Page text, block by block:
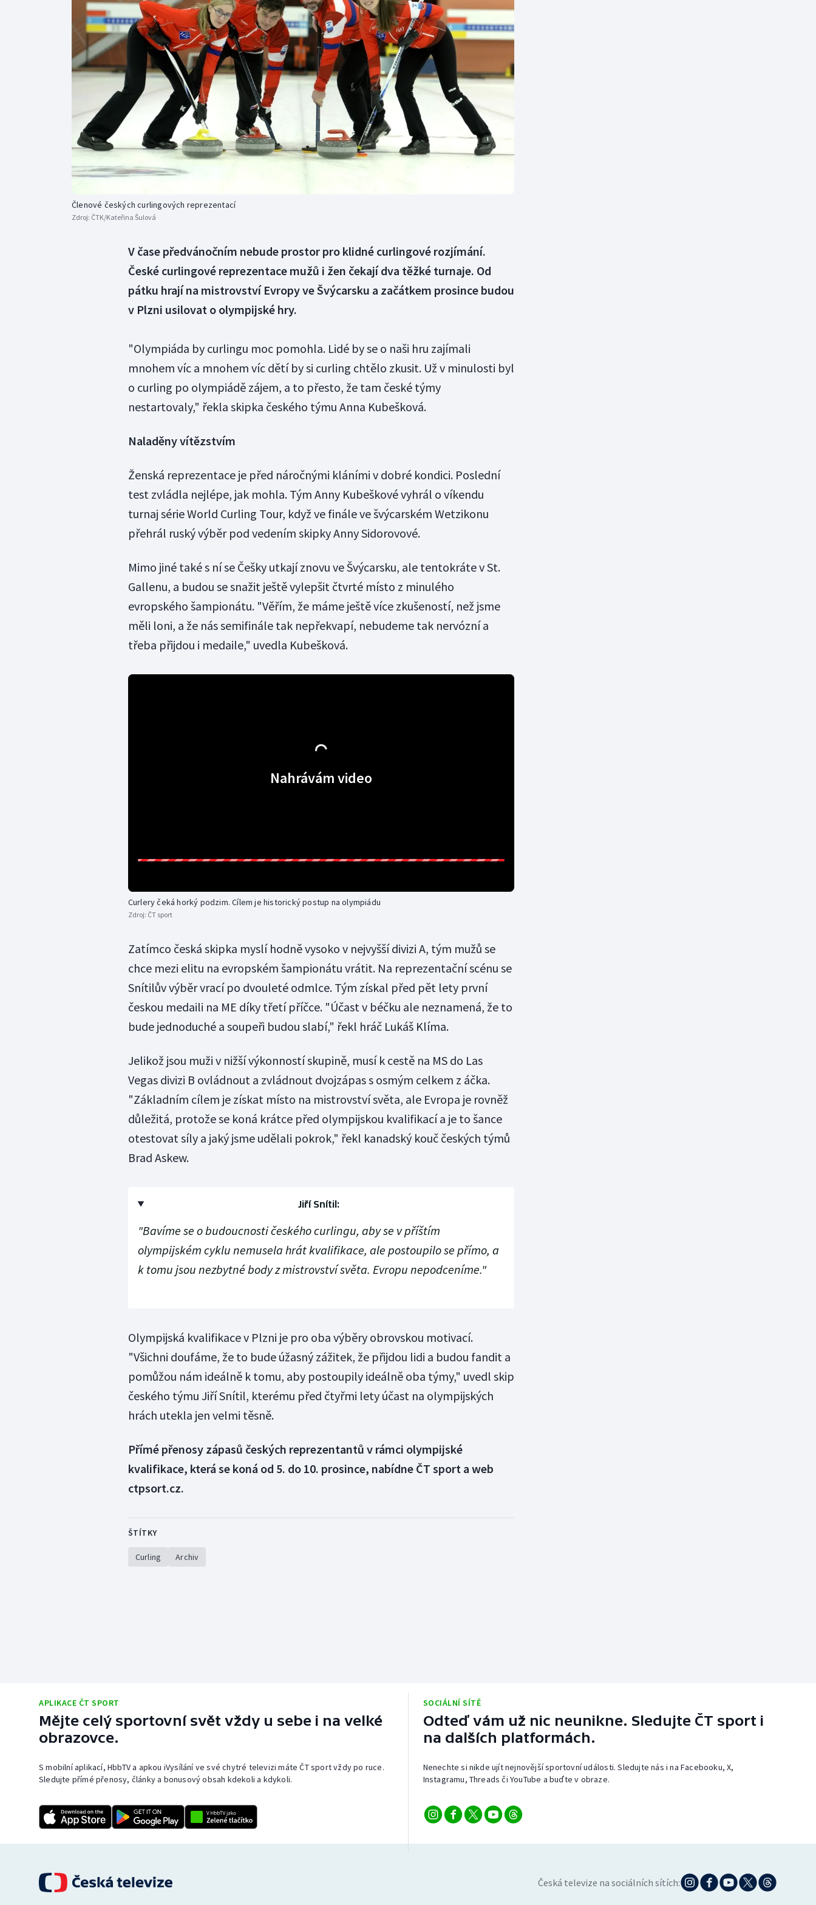
Curling
Dostihy
Florbal
Futsal
Golf
Gymnastika
Moderní pětiboj
Motorsport
Olympijské hry
Parasport
Plavání
Plážový volejbal
Veslování
Vodní slalom
Volejbal
Ostatní
Členové českých curlingových reprezentací
Zdroj: ČTK/Kateřina Šulová
V čase předvánočním nebude prostor pro klidné curlingové rozjímání.
České curlingové reprezentace mužů i žen čekají dva těžké turnaje. Od
pátku hrají na mistrovství Evropy ve Švýcarsku a začátkem prosince budou
v Plzni usilovat o olympijské hry.
"Olympiáda by curlingu moc pomohla. Lidé by se o naši hru zajímali
mnohem víc a mnohem víc dětí by si curling chtělo zkusit. Už v minulosti byl
o curling po olympiádě zájem, a to přesto, že tam české týmy
nestartovaly," řekla skipka českého týmu Anna Kubešková.
Naladěny vítězstvím
Ženská reprezentace je před náročnými kláními v dobré kondici. Poslední
test zvládla nejlépe, jak mohla. Tým Anny Kubeškové vyhrál o víkendu
turnaj série World Curling Tour, když ve finále ve švýcarském Wetzikonu
přehrál ruský výběr pod vedením skipky Anny Sidorovové.
Mimo jiné také s ní se Češky utkají znovu ve Švýcarsku, ale tentokráte v St.
Gallenu, a budou se snažit ještě vylepšit čtvrté místo z minulého
evropského šampionátu. "Věřím, že máme ještě více zkušeností, než jsme
měli loni, a že nás semifinále tak nepřekvapí, nebudeme tak nervózní a
třeba přijdou i medaile," uvedla Kubešková.
Nahrávám video
Curlery čeká horký podzim. Cílem je historický postup na olympiádu
Zdroj: ČT sport
Zatímco česká skipka myslí hodně vysoko v nejvyšší divizi A, tým mužů se
chce mezi elitu na evropském šampionátu vrátit. Na reprezentační scénu se
Snítilův výběr vrací po dvouleté odmlce. Tým získal před pět lety první
českou medaili na ME díky třetí příčce. "Účast v béčku ale neznamená, že to
bude jednoduché a soupeři budou slabí," řekl hráč Lukáš Klíma.
Jelikož jsou muži v nižší výkonností skupině, musí k cestě na MS do Las
Vegas divizi B ovládnout a zvládnout dvojzápas s osmým celkem z áčka.
"Základním cílem je získat místo na mistrovství světa, ale Evropa je rovněž
důležitá, protože se koná krátce před olympijskou kvalifikací a je to šance
otestovat síly a jaký jsme udělali pokrok," řekl kanadský kouč českých týmů
Brad Askew.
Jiří Snítil:
"Bavíme se o budoucnosti českého curlingu, aby se v příštím
olympijském cyklu nemusela hrát kvalifikace, ale postoupilo se přímo, a
k tomu jsou nezbytné body z mistrovství světa. Evropu nepodceníme."
Olympijská kvalifikace v Plzni je pro oba výběry obrovskou motivací.
"Všichni doufáme, že to bude úžasný zážitek, že přijdou lidi a budou fandit a
pomůžou nám ideálně k tomu, aby postoupily ideálně oba týmy," uvedl skip
českého týmu Jiří Snítil, kterému před čtyřmi lety účast na olympijských
hrách utekla jen velmi těsně.
Přímé přenosy zápasů českých reprezentantů v rámci olympijské
kvalifikace, která se koná od 5. do 10. prosince, nabídne ČT sport a web
ctpsort.cz.
ŠTÍTKY
Curling Archiv
APLIKACE ČT SPORT
Mějte celý sportovní svět vždy u sebe i na velké
obrazovce.
S mobilní aplikací, HbbTV a apkou iVysílání ve své chytré televizi máte ČT sport vždy po ruce.
Sledujte přímé přenosy, články a bonusový obsah kdekoli a kdykoli.
SOCIÁLNÍ SÍTĚ
Odteď vám už nic neunikne. Sledujte ČT sport i
na dalších platformách.
Nenechte si nikde ujít nejnovější sportovní události. Sledujte nás i na Facebooku, X,
Instagramu, Threads či YouTube a buďte v obraze.
Česká televize na sociálních sítích: